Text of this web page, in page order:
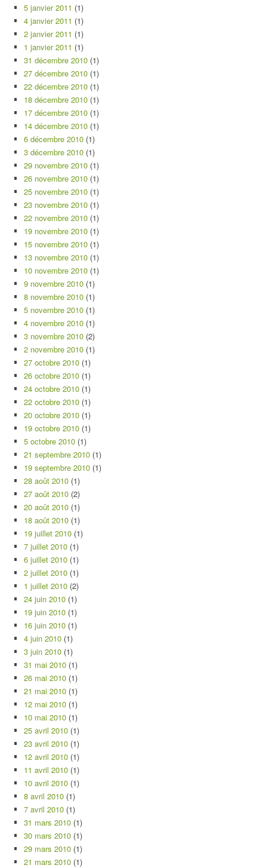
5 janvier 2011 (1)
4 janvier 2011 (1)
2 janvier 2011 (1)
1 janvier 2011 (1)
31 décembre 2010 (1)
27 décembre 2010 (1)
22 décembre 2010 (1)
18 décembre 2010 (1)
17 décembre 2010 (1)
14 décembre 2010 (1)
6 décembre 2010 (1)
3 décembre 2010 (1)
29 novembre 2010 (1)
26 novembre 2010 (1)
25 novembre 2010 (1)
23 novembre 2010 (1)
22 novembre 2010 (1)
19 novembre 2010 (1)
15 novembre 2010 (1)
13 novembre 2010 (1)
10 novembre 2010 (1)
9 novembre 2010 (1)
8 novembre 2010 (1)
5 novembre 2010 (1)
4 novembre 2010 (1)
3 novembre 2010 (2)
2 novembre 2010 (1)
27 octobre 2010 (1)
26 octobre 2010 (1)
24 octobre 2010 (1)
22 octobre 2010 (1)
20 octobre 2010 (1)
19 octobre 2010 (1)
5 octobre 2010 (1)
21 septembre 2010 (1)
19 septembre 2010 (1)
28 août 2010 (1)
27 août 2010 (2)
20 août 2010 (1)
18 août 2010 (1)
19 juillet 2010 (1)
7 juillet 2010 (1)
6 juillet 2010 (1)
2 juillet 2010 (1)
1 juillet 2010 (2)
24 juin 2010 (1)
19 juin 2010 (1)
16 juin 2010 (1)
4 juin 2010 (1)
3 juin 2010 (1)
31 mai 2010 (1)
26 mai 2010 (1)
21 mai 2010 (1)
12 mai 2010 (1)
10 mai 2010 (1)
25 avril 2010 (1)
23 avril 2010 (1)
12 avril 2010 (1)
11 avril 2010 (1)
10 avril 2010 (1)
8 avril 2010 (1)
7 avril 2010 (1)
31 mars 2010 (1)
30 mars 2010 (1)
29 mars 2010 (1)
21 mars 2010 (1)